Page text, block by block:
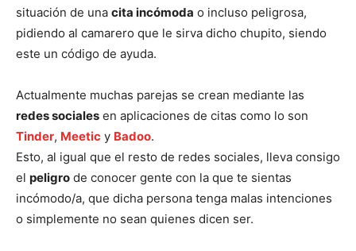
situación de una cita incómoda o incluso peligrosa,
pidiendo al camarero que le sirva dicho chupito, siendo
este un código de ayuda.
Actualmente muchas parejas se crean mediante las
redes sociales en aplicaciones de citas como lo son
Tinder, Meetic y Badoo.
Esto, al igual que el resto de redes sociales, lleva consigo
el peligro de conocer gente con la que te sientas
incómodo/a, que dicha persona tenga malas intenciones
o simplemente no sean quienes dicen ser.